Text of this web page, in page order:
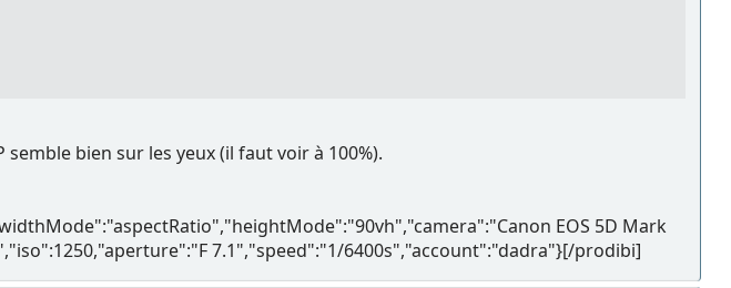
bien sur les yeux (il faut voir à 100%).
EOS 5D Mark
7.1","speed":"1/6400s","account":"dadra"}[/prodibi]